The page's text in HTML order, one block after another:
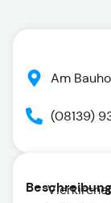
Am
(08139)
Beschreibung